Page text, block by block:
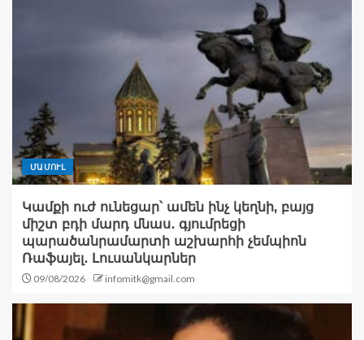
ՄԱՄՈՒԼ
Կամքի ուժ ունեցար՝ ամեն ինչ կեղնի, բայց
միշտ բդի մարդ մնաս․ գյումրեցի
պարածանրամարտի աշխարհի չեմպիոն
Ռաֆայել․ Լուսանկարներ
09/08/2026 infomitk@gmail.com